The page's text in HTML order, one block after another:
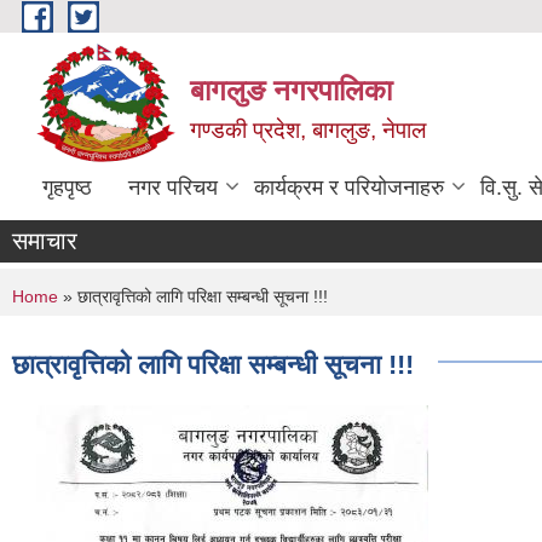
Skip to main content
बागलुङ नगरपालिका
गण्डकी प्रदेश, बागलुङ, नेपाल
गृहपृष्ठ नगर परिचय कार्यक्रम र परियोजनाहरु वि.सु.
समाचार
You are here
Home » छात्रावृत्तिको लागि परिक्षा सम्बन्धी सूचना !!!
छात्रावृत्तिको लागि परिक्षा सम्बन्धी सूचना !!!